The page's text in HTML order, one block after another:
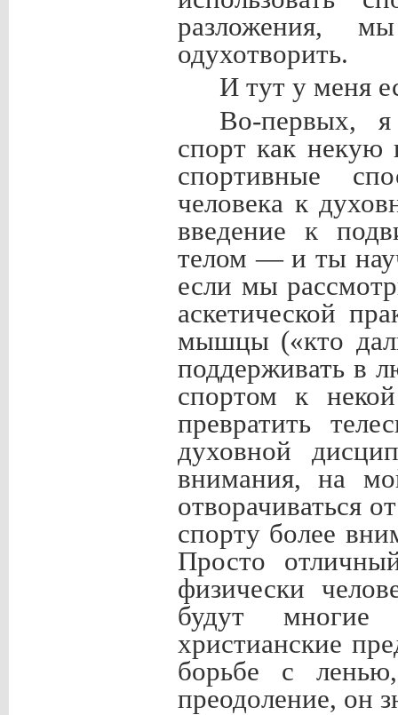
разложения,
одухотворить.
И тут у меня
Во-первых,
спорт как некую
спортивные
человека к
введение к
телом — и ты
если мы
аскетической
мышцы («кто
поддерживать в
спортом к
превратить
духовной
внимания, на
отворачиваться
спорту более
Просто
физически
будут многие
христианские
борьбе с
преодоление, он